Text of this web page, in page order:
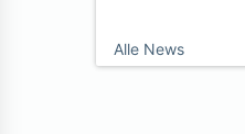
Alle News